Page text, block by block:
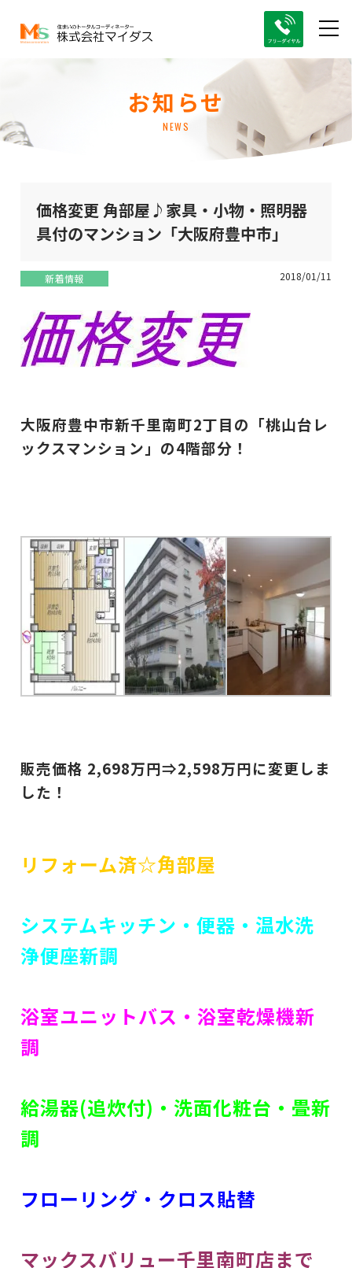
お知らせ
NEWS
価格変更 角部屋♪家具・小物・照明器
具付のマンション「大阪府豊中市」
新着情報 2018/01/11
大阪府豊中市新千里南町2丁目の「桃山台レ
ックスマンション」の4階部分！
販売価格 2,698万円⇒2,598万円に変更しま
した！
リフォーム済☆角部屋
システムキッチン・便器・温水洗
浄便座新調
浴室ユニットバス・浴室乾燥機新
調
給湯器(追炊付)・洗面化粧台・畳新
調
フローリング・クロス貼替
マックスバリュー千里南町店まで